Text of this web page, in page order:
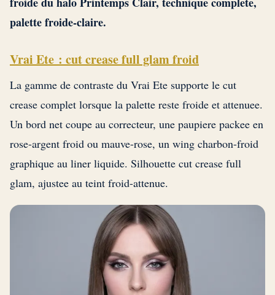
palette froide-claire.
Vrai Ete : cut crease full glam froid
La gamme de contraste du Vrai Ete supporte le cut
crease complet lorsque la palette reste froide et attenuee.
Un bord net coupe au correcteur, une paupiere packee en
rose-argent froid ou mauve-rose, un wing charbon-froid
graphique au liner liquide. Silhouette cut crease full
glam, ajustee au teint froid-attenue.